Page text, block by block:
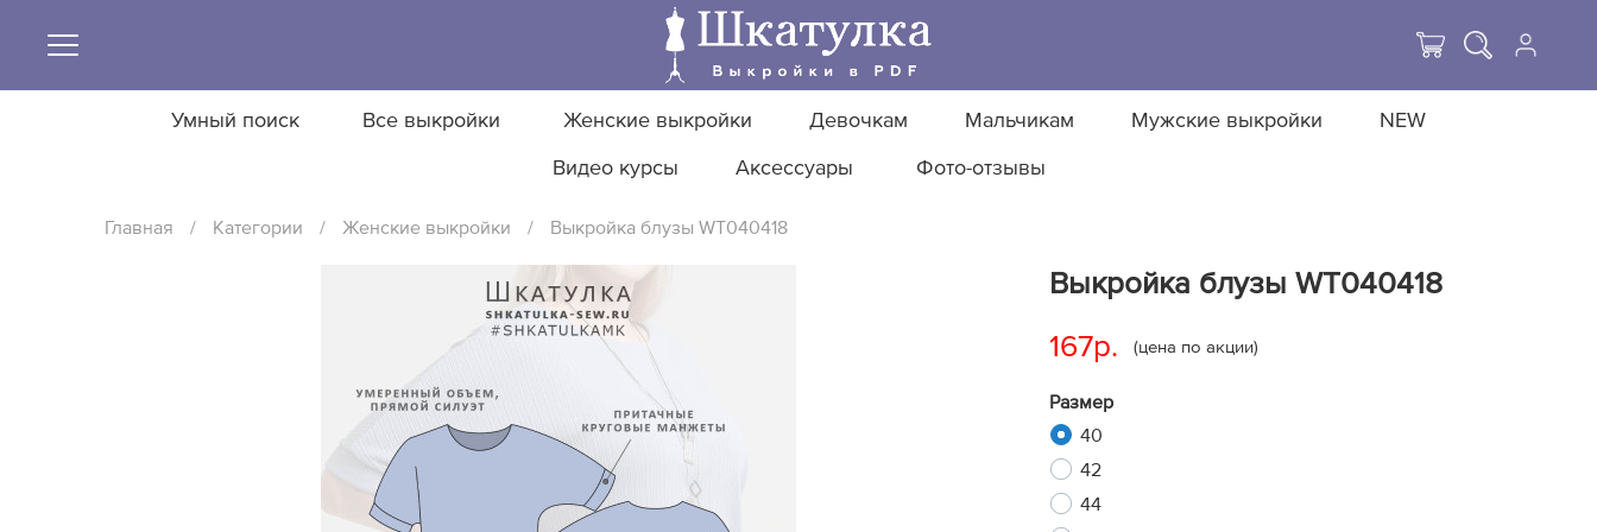
Умный поиск Все выкройки Женские выкройки Девочкам Мальчикам Мужские выкройки NEW
Видео курсы Аксессуары Фото-отзывы
Главная / Категории / Женские выкройки / Выкройка блузы WT040418
Выкройка блузы WT040418
167р. (цена по акции)
Размер
40
42
44